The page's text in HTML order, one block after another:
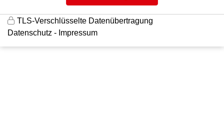
TLS-Verschlüsselte Datenübertragung
Datenschutz
Impressum